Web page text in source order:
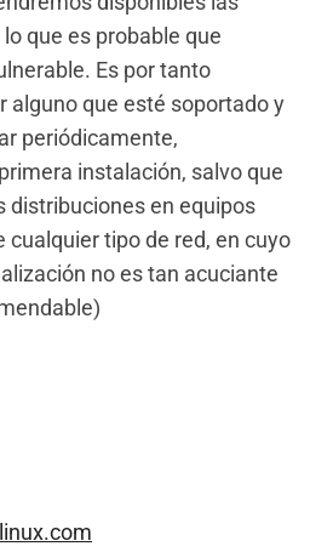
que es probable que
Es por tanto
alguno que esté soportado y
periódicamente,
instalación, salvo que
distribuciones en equipos
tipo de red, en cuyo
no es tan acuciante